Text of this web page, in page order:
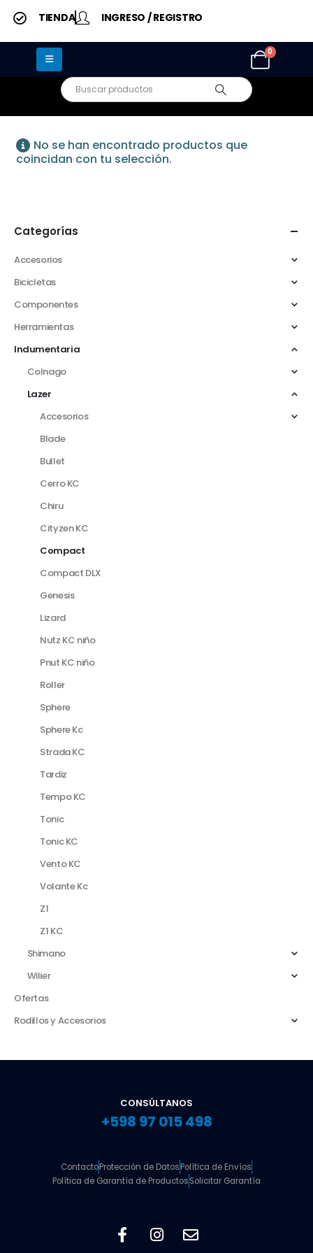
TIENDA INGRESO / REGISTRO
0
No se han encontrado productos que
coincidan con tu selección.
Categorías
Accesorios
Bicicletas
Componentes
Herramientas
Indumentaria
Colnago
Lazer
Accesorios
Blade
Bullet
Cerro KC
Chiru
Cityzen KC
Compact
Compact DLX
Genesis
Lizard
Nutz KC niño
Pnut KC niño
Roller
Sphere
Sphere Kc
Strada KC
Tardiz
Tempo KC
Tonic
Tonic KC
Vento KC
Volante Kc
Z1
Z1 KC
Shimano
Wilier
Ofertas
Rodillos y Accesorios
CONSÚLTANOS
+598 97 015 498
ContactoProtección de DatosPolítica de Envíos
Política de Garantía de ProductosSolicitar Garantía